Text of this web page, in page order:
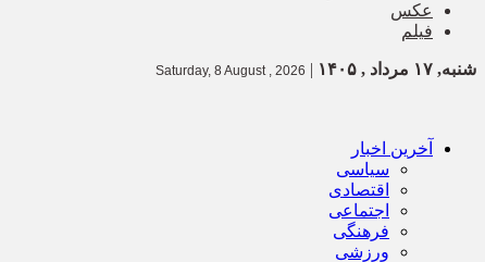
عکس
فیلم
شنبه, ۱۷ مرداد , ۱۴۰۵ |
Saturday, 8 August , 2026
آخرین اخبار
سیاسی
اقتصادی
اجتماعی
فرهنگی
ورزشی